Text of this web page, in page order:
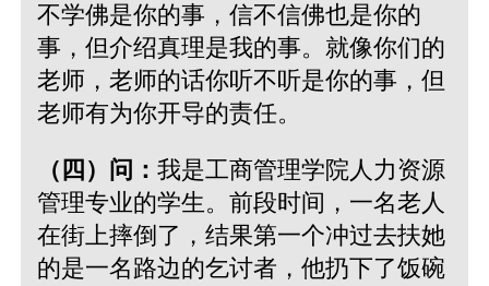
不学佛是你的事，信不信佛也是你的
事，但介绍真理是我的事。就像你们的
老师，老师的话你听不听是你的事，但
老师有为你开导的责任。
（四）问： 我是工商管理学院人力资源
管理专业的学生。前段时间，一名老人
在街上摔倒了，结果第一个冲过去扶她
的是一名路边的乞讨者，他扔下了饭碗